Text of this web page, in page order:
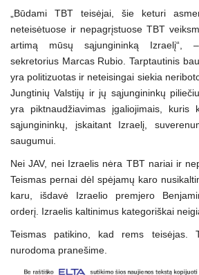
„Būdami TBT teisėjai, šie keturi
neteisėtuose ir nepagrįstuose TBT
artimą mūsų sąjungininką Izraelį“,
sekretorius Marcas Rubio. Tarptautinis
yra politizuotas ir neteisingai siekia
Jungtinių Valstijų ir jų sąjungininkų
yra piktnaudžiavimas įgaliojimais,
sąjungininkų, įskaitant Izraelį,
saugumui.
Nei JAV, nei Izraelis nėra TBT nariai ir
Teismas pernai dėl spėjamų karo
karu, išdavė Izraelio premjero
orderį. Izraelis kaltinimus kategoriškai
Teismas patikino, kad rems teisėjas.
nurodoma pranešime.